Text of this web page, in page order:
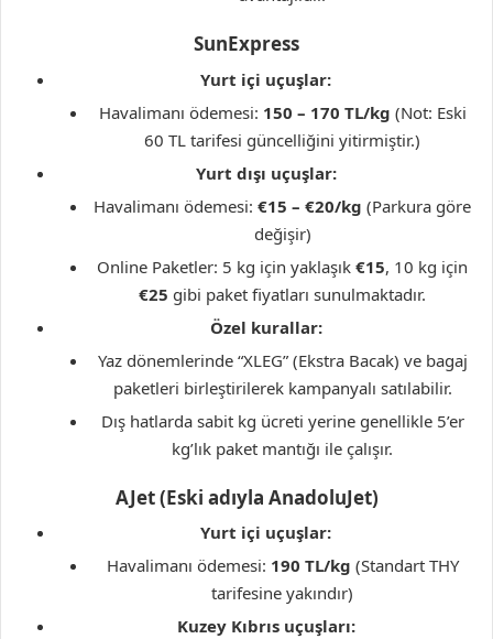
SunExpress
Yurt içi uçuşlar:
Havalimanı ödemesi: 150 – 170 TL/kg (Not: Eski
60 TL tarifesi güncelliğini yitirmiştir.)
Yurt dışı uçuşlar:
Havalimanı ödemesi: €15 – €20/kg (Parkura göre
değişir)
Online Paketler: 5 kg için yaklaşık €15, 10 kg için
€25 gibi paket fiyatları sunulmaktadır.
Özel kurallar:
Yaz dönemlerinde “XLEG” (Ekstra Bacak) ve bagaj
paketleri birleştirilerek kampanyalı satılabilir.
Dış hatlarda sabit kg ücreti yerine genellikle 5’er
kg’lık paket mantığı ile çalışır.
AJet (Eski adıyla AnadoluJet)
Yurt içi uçuşlar:
Havalimanı ödemesi: 190 TL/kg (Standart THY
tarifesine yakındır)
Kuzey Kıbrıs uçuşları: